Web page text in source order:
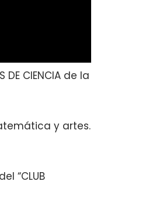
CIENCIA de la
y artes.
“CLUB